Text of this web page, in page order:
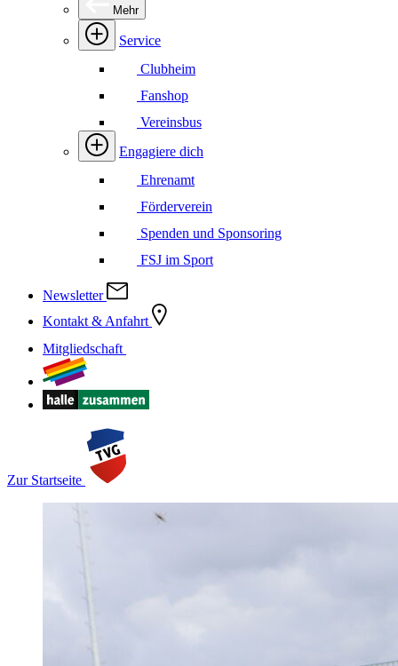
Mehr
Service
Clubheim
Fanshop
Vereinsbus
Engagiere dich
Ehrenamt
Förderverein
Spenden und Sponsoring
FSJ im Sport
Newsletter
Kontakt & Anfahrt
Mitgliedschaft
Zur Startseite